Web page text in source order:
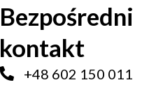
Bezpośredni
kontakt
+48 602 150 011